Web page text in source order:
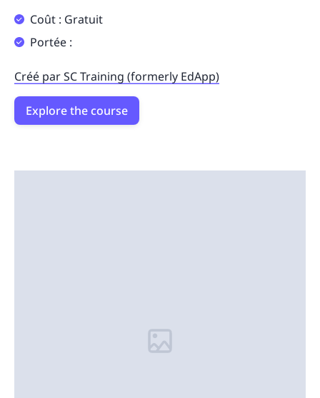
Coût : Gratuit
Portée :
Créé par SC Training (formerly EdApp)
Explore the course